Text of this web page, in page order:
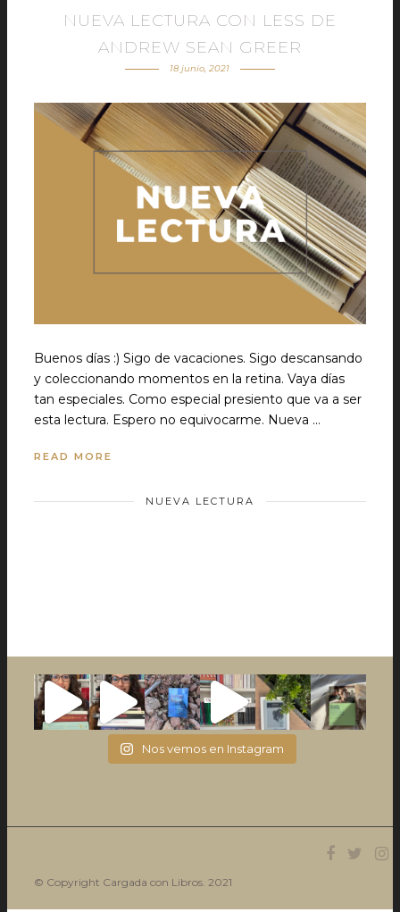
NUEVA LECTURA CON LESS DE
ANDREW SEAN GREER
18 junio, 2021
Buenos días :) Sigo de vacaciones. Sigo descansando
y coleccionando momentos en la retina. Vaya días
tan especiales. Como especial presiento que va a ser
esta lectura. Espero no equivocarme. Nueva …
READ MORE
NUEVA LECTURA
Nos vemos en Instagram
© Copyright Cargada con Libros. 2021